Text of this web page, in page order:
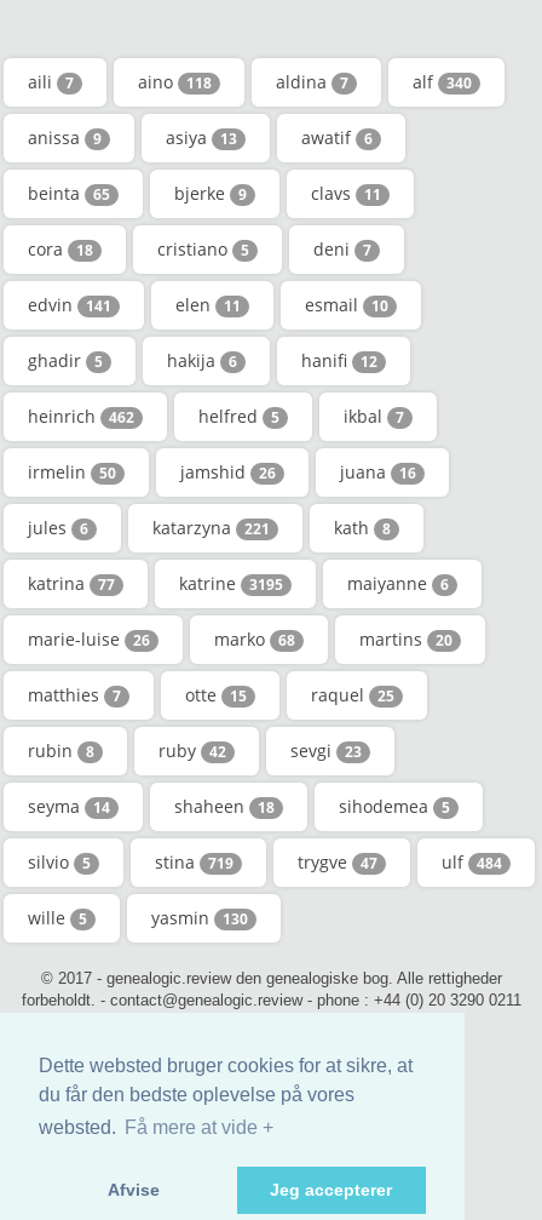
Dette websted bruger cookies for at sikre, at
du får den bedste oplevelse på vores
websted.
Få mere at vide +
Afvise Jeg accepterer
aili 7 aino 118 aldina 7 alf 340
anissa 9 asiya 13 awatif 6
beinta 65 bjerke 9 clavs 11
cora 18 cristiano 5 deni 7
edvin 141 elen 11 esmail 10
ghadir 5 hakija 6 hanifi 12
heinrich 462 helfred 5 ikbal 7
irmelin 50 jamshid 26 juana 16
jules 6 katarzyna 221 kath 8
katrina 77 katrine 3195 maiyanne 6
marie-luise 26 marko 68 martins 20
matthies 7 otte 15 raquel 25
rubin 8 ruby 42 sevgi 23
seyma 14 shaheen 18 sihodemea 5
silvio 5 stina 719 trygve 47 ulf 484
wille 5 yasmin 130
© 2017 - genealogic.review den genealogiske bog. Alle rettigheder
forbeholdt. - contact@genealogic.review - phone : +44 (0) 20 3290 0211